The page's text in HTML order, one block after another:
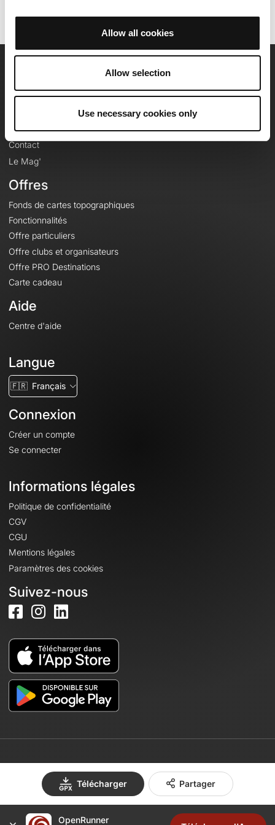
Allow all cookies
Allow selection
Use necessary cookies only
Télécharger Partager
Equipe
À propos
Contact
Le Mag'
Offres
Fonds de cartes topographiques
Fonctionnalités
Offre particuliers
Offre clubs et organisateurs
Offre PRO Destinations
Carte cadeau
Aide
Centre d'aide
Langue
🇫🇷 Français
Connexion
Créer un compte
Se connecter
Informations légales
Politique de confidentialité
CGV
CGU
Mentions légales
Paramètres des cookies
Suivez-nous
© 2026 OpenRunner - Version 7.31.3
Créez un compte
OpenRunner